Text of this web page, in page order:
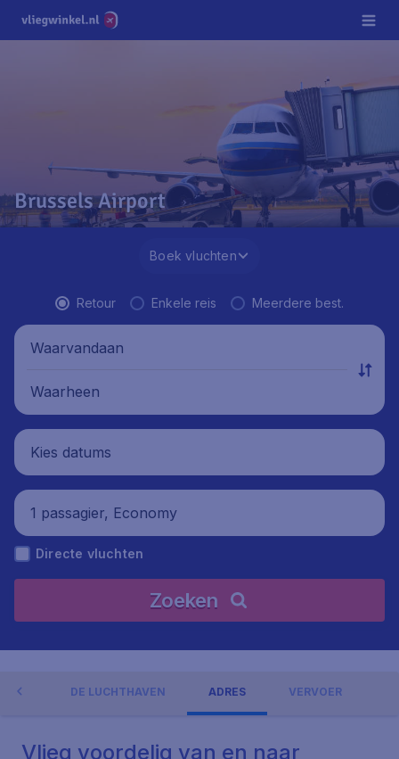
Brussels Airport
Boek vluchten
Retour Enkele reis Meerdere best.
Waarvandaan
Waarheen
Kies datums
1 passagier, Economy
Directe vluchten
Zoeken
DE LUCHTHAVEN ADRES VERVOER
Vlieg voordelig van en naar